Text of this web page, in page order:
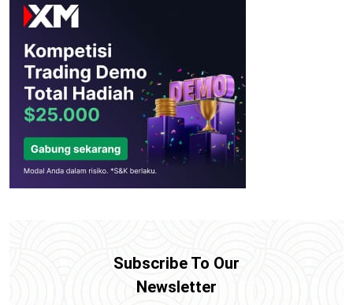
Subscribe To Our
Newsletter